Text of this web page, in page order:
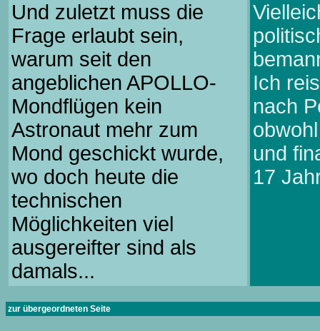
Und zuletzt muss die
Frage erlaubt sein,
warum seit den
angeblichen APOLLO-
Mondflügen kein
Astronaut mehr zum
Mond geschickt wurde,
wo doch heute die
technischen
Möglichkeiten viel
ausgereifter sind als
damals...
Ich
nach
und
17
zur übergeordneten Seite